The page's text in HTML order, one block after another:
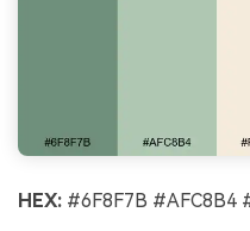
HEX: #6F8F7B #AFC8B4